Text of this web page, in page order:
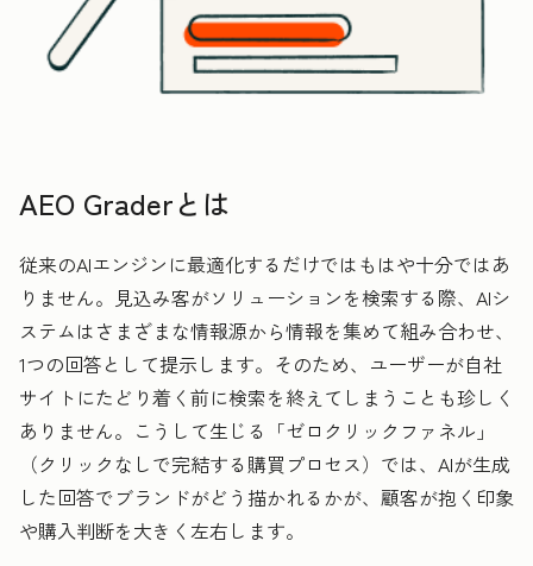
AEO Graderとは
従来のAIエンジンに最適化するだけではもはや十分ではあ
りません。見込み客がソリューションを検索する際、AIシ
ステムはさまざまな情報源から情報を集めて組み合わせ、
1つの回答として提示します。そのため、ユーザーが自社
サイトにたどり着く前に検索を終えてしまうことも珍しく
ありません。こうして生じる「ゼロクリックファネル」
（クリックなしで完結する購買プロセス）では、AIが生成
した回答でブランドがどう描かれるかが、顧客が抱く印象
や購入判断を大きく左右します。